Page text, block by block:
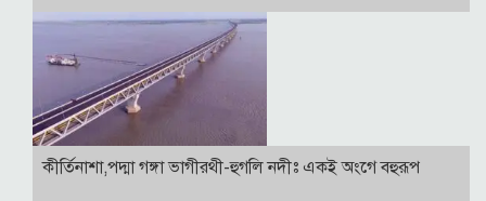
কীর্তিনাশা,পদ্মা গঙ্গা ভাগীরথী-হুগলি নদীঃ একই অংগে বহুরূপ